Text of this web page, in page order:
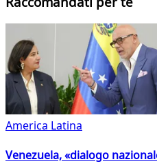
America Latina
Venezuela, «dialogo